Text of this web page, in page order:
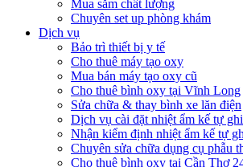
Mua sắm chất lượng
Chuyên set up phòng khám
Dịch vụ
Bảo trì thiết bị y tế
Cho thuê máy tạo oxy
Mua bán máy tạo oxy cũ
Cho thuê bình oxy tại Vĩnh Long
Sửa chữa & thay bình xe lăn điện
Dịch vụ cài đặt nhiệt ẩm kế tự ghi
Nhận kiểm định nhiệt ẩm kế tự
Chuyên sửa chữa dụng cụ phẫu
Cho thuê bình oxy tại Cần Thơ